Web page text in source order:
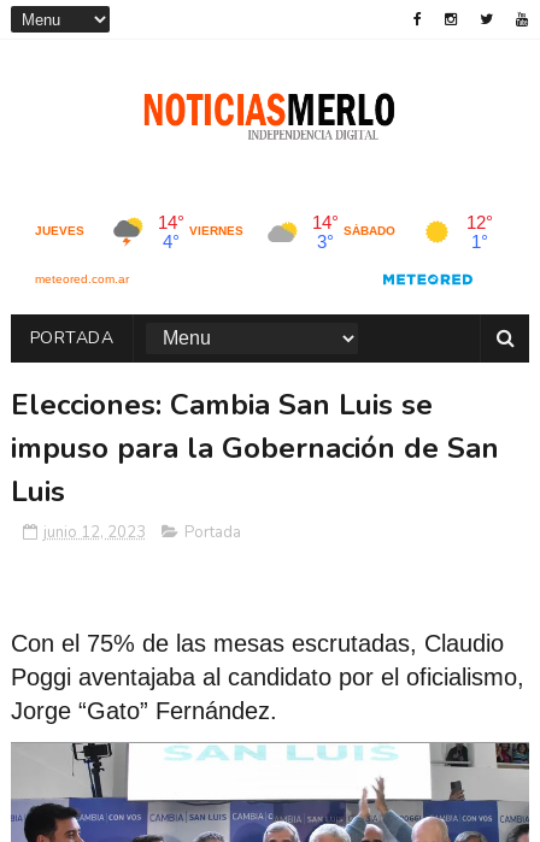
PORTADA
Elecciones: Cambia San Luis se
impuso para la Gobernación de San
Luis
junio 12, 2023 Portada
Con el 75% de las mesas escrutadas, Claudio
Poggi aventajaba al candidato por el oficialismo,
Jorge “Gato” Fernández.